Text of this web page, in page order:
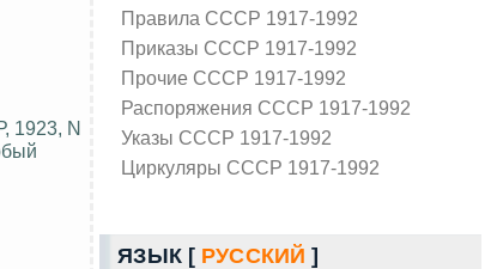
Правила СССР 1917-1992
Приказы СССР 1917-1992
Прочие СССР 1917-1992
Распоряжения СССР 1917-1992
Указы СССР 1917-1992
Циркуляры СССР 1917-1992
ЯЗЫК [ РУССКИЙ ]
1923, N